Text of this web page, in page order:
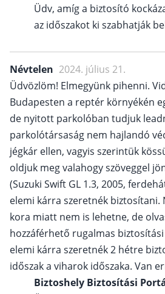
Üdv, amíg a biztosító
az időszakot ki szabhatják
Névtelen 2024. július 21.
Üdvözlöm! Elmegyünk pihenni.
Budapesten a reptér környékén
de nyitott parkolóban tudjuk
parkolótársaság nem hajlandó
jégkár ellen, vagyis szerintük
oldjuk meg valahogy szöveggel
(Suzuki Swift GL 1.3, 2005,
elemi kárra szeretnék biztosítani.
kora miatt nem is lehetne, de
hozzáférhető rugalmas
elemi kárra szeretnék 2 hétre
időszak a viharok időszaka. Van
Biztoshely Biztosítási